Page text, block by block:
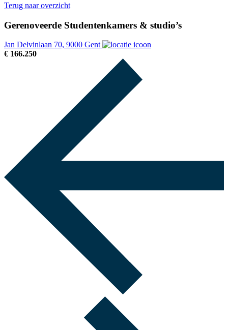
Terug naar overzicht
Gerenoveerde Studentenkamers & studio’s
Jan Delvinlaan 70, 9000 Gent
€ 166.250